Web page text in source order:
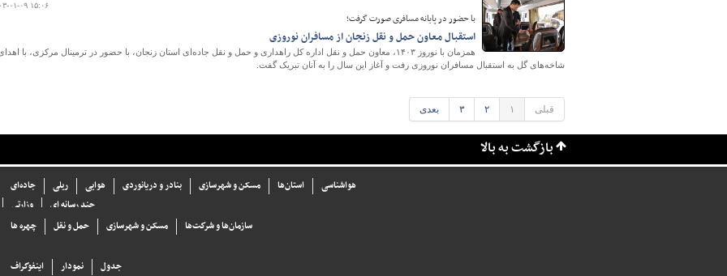
۱۴۰۳-۰۱-۰۹
با حضور در پایانه مسافری صورت گرفت؛
استقبال معاون حمل و نقل زنجان از مسافران نوروزی
همزمان با نوروز ۱۴۰۳، معاون حمل و نقل اداره کل راهداری و حمل و نقل جاده‌ای استان زنجان، با حضور در ترمینال مرکزی، با
شاخه‌های گل به استقبال مسافران نوروزی رفت و آغاز این سال را به آنان تبریک گفت.
قبلی ۱ ۲ ۳ بعدی
بازگشت به بالا
جاده‌ای ریلی هوایی بنادر و دریانوردی مسکن و شهرسازی استان‌ها
هواشناسی
وزارتی
چند رسانه ای
چهره ها حمل و نقل مسکن و شهرسازی سازما‌ن‌ها و شركت‌ها
اینفوگراف نمودار جدول